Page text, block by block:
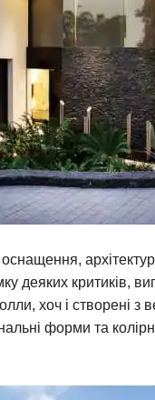
деяких критиків,
хоч і створені
форми та